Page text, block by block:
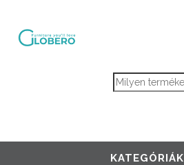
Products search
KATEGÓRIÁK